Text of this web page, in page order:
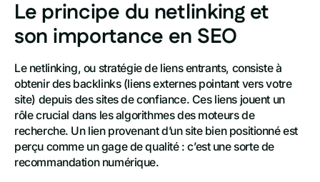
Le principe du netlinking et
son importance en SEO
Le netlinking, ou stratégie de liens entrants, consiste à
obtenir des backlinks (liens externes pointant vers votre
site) depuis des sites de confiance. Ces liens jouent un
rôle crucial dans les algorithmes des moteurs de
recherche. Un lien provenant d’un site bien positionné est
perçu comme un gage de qualité : c’est une sorte de
recommandation numérique.